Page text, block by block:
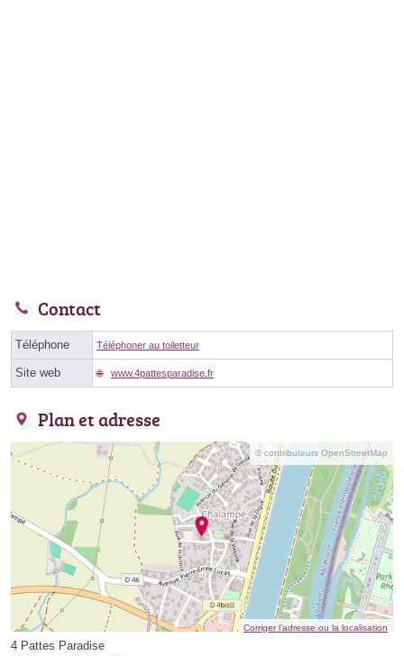
Contact
Téléphone Téléphoner au toiletteur
Site web www.4pattesparadise.fr
Plan et adresse
© contributeurs OpenStreetMap
Corriger l’adresse ou la localisation
4 Pattes Paradise